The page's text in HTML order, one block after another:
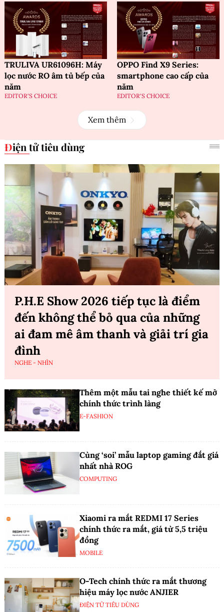
TRULIVA UR61096H: Máy
lọc nước RO âm tủ bếp của
năm
EDITOR'S CHOICE
OPPO Find X9 Series:
smartphone cao cấp của
năm
EDITOR'S CHOICE
Xem thêm
Điện tử tiêu dùng
P.H.E Show 2026 tiếp tục là điểm
đến không thể bỏ qua của những
ai đam mê âm thanh và giải trí gia
đình
NGHE - NHÌN
Thêm một mẫu tai nghe thiết kế mở
chính thức trình làng
E-FASHION
Cùng ‘soi’ mẫu laptop gaming đắt giá
nhất nhà ROG
COMPUTING
Xiaomi ra mắt REDMI 17 Series
chính thức ra mắt, giá từ 5,5 triệu
đồng
MOBILE
O-Tech chính thức ra mắt thương
hiệu máy lọc nước ANJIER
ĐIỆN TỬ TIÊU DÙNG